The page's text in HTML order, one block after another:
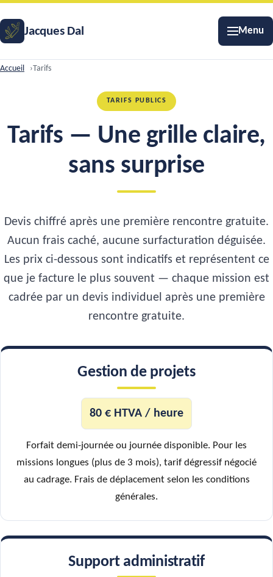
Jacques Dal Menu
Accueil Tarifs
TARIFS PUBLICS
Tarifs — Une grille claire,
sans surprise
Devis chiffré après une première rencontre gratuite.
Aucun frais caché, aucune surfacturation déguisée.
Les prix ci-dessous sont indicatifs et représentent ce
que je facture le plus souvent — chaque mission est
cadrée par un devis individuel après une première
rencontre gratuite.
Gestion de projets
80 € HTVA / heure
Forfait demi-journée ou journée disponible. Pour les
missions longues (plus de 3 mois), tarif dégressif négocié
au cadrage. Frais de déplacement selon les conditions
générales.
Support administratif